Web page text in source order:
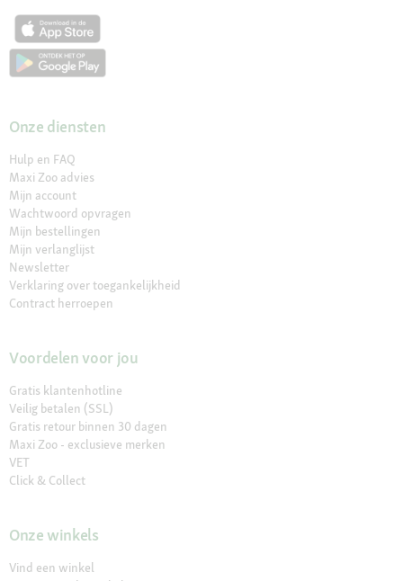
Onze diensten
Hulp en FAQ
Maxi Zoo advies
Mijn account
Wachtwoord opvragen
Mijn bestellingen
Mijn verlanglijst
Newsletter
Verklaring over toegankelijkheid
Contract herroepen
Voordelen voor jou
Gratis klantenhotline
Veilig betalen (SSL)
Gratis retour binnen 30 dagen
Maxi Zoo - exclusieve merken
VET
Click & Collect
Onze winkels
Vind een winkel